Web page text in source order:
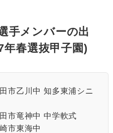
手メンバーの出
年春選抜甲子園)
市乙川中 知多東浦シニ
市竜神中 中学軟式
市東海中